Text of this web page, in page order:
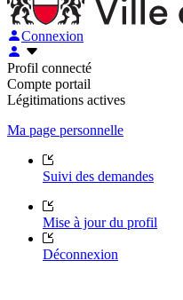
Connexion
Profil connecté
Compte portail
Légitimations actives
Ma page personnelle
Suivi des demandes
Mise à jour du profil
Déconnexion